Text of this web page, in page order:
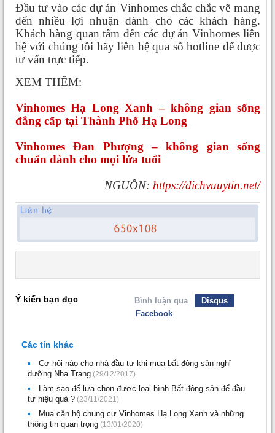
Đầu tư vào các dự án Vinhomes chắc chắc vẽ mang
đến nhiều lợi nhuận dành cho các khách hàng.
Khách hàng quan tâm đến các dự án Vinhomes liên
hệ với chúng tôi hãy liên hệ qua số hotline để được
tư vấn trực tiếp.
XEM THÊM:
Vinhomes Hạ Long Xanh – không gian sống
đẳng cấp tại Thành Phố Hạ Long
Vinhomes Đan Phượng – không gian sống
chuẩn dành cho mọi lứa tuổi
NGUỒN: https://dichvuuytin.net/
Ý kiến bạn đọc Bình luận qua
Disqus
Facebook
Các tin khác
Cơ hội nào cho nhà đầu tư khi mua bất động sản nghỉ
dưỡng Nha Trang (29/12/2017)
Làm sao để lựa chọn được loại hình Bất động sản để đầu
tư hiệu quả ? (23/11/2021)
Mua căn hộ chung cư Vinhomes Hạ Long Xanh và những
thông tin quan trọng (13/01/2020)